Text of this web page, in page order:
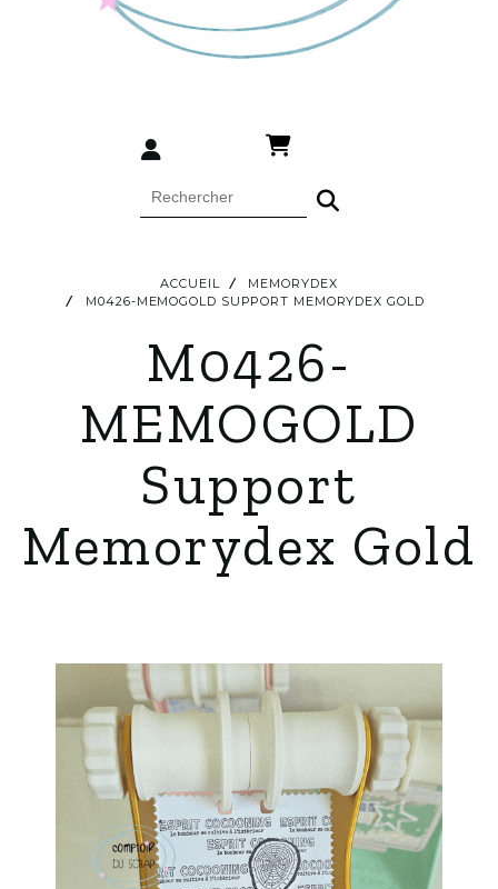
ACCUEIL
MEMORYDEX
M0426-MEMOGOLD SUPPORT MEMORYDEX GOLD
M0426-
MEMOGOLD
Support
Memorydex Gold